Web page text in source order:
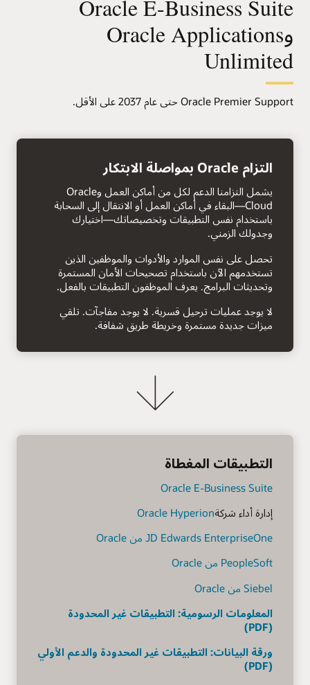
Oracle E-Business Suite
وOracle Applications
Unlimited
Oracle Premier Support حتى عام 2037 على الأقل.
التزام Oracle بمواصلة الابتكار
يشمل التزامنا الدعم لكل من أماكن العمل وOracle
Cloud—البقاء في أماكن العمل أو الانتقال إلى السحابة
باستخدام نفس التطبيقات وتخصيصاتك—اختيارك
وجدولك الزمني.
تحصل على نفس الموارد والأدوات والموظفين الذين
تستخدمهم الآن باستخدام تصحيحات الأمان المستمرة
وتحديثات البرامج. يعرف الموظفون التطبيقات بالفعل.
لا يوجد عمليات ترحيل قسرية. لا يوجد مفاجآت. تلقي
ميزات جديدة مستمرة وخريطة طريق شفافة.
سهم
التطبيقات المغطاة
Oracle E-Business Suite
إدارة أداء شركةOracle Hyperion
JD Edwards EnterpriseOne من Oracle
PeopleSoft من Oracle
Siebel من Oracle
المعلومات الرسومية: التطبيقات غير المحدودة
(PDF)
ورقة البيانات: التطبيقات غير المحدودة والدعم الأولي
(PDF)